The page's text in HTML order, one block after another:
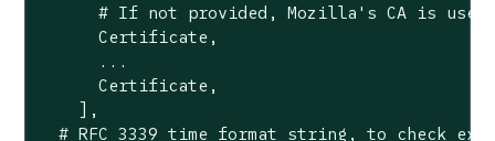
      # If not provided, Mozilla's CA is used.
      Certificate,
      ...
      Certificate,
    ],
# RFC 3339 time format string, to check